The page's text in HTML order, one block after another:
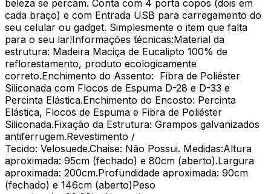
beleza se percam. Conta com 4 porta copos (dois em
cada braço) e com Entrada USB para carregamento do
seu celular ou gadget. Simplesmente o item que falta
para o seu lar!Informações técnicas:Material da
estrutura: Madeira Maciça de Eucalipto 100% de
reflorestamento, produto ecologicamente
correto.Enchimento do Assento: Fibra de Poliéster
Siliconada com Flocos de Espuma D-28 e D-33 e
Percinta Elástica.Enchimento do Encosto: Percinta
Elástica, Flocos de Espuma e Fibra de Poliéster
Siliconada.Fixação da Estrutura: Grampos galvanizados
antiferrugem.Revestimento /
Tecido: Velosuede.Chaise: Não Possui. Medidas:Altura
aproximada: 95cm (fechado) e 80cm (aberto).Largura
aproximada: 200cm.Profundidade aproximada: 90cm
(fechado) e 146cm (aberto)Peso